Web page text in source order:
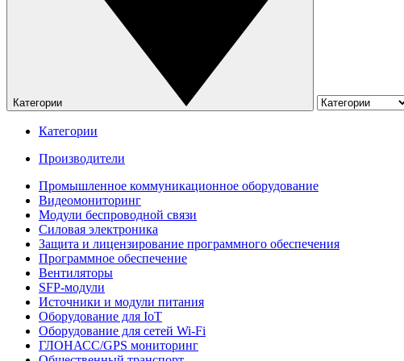
Категории
Категории
Производители
Промышленное коммуникационное оборудование
Видеомониторинг
Модули беспроводной связи
Силовая электроника
Защита и лицензирование программного обеспечения
Программное обеспечение
Вентиляторы
SFP-модули
Источники и модули питания
Оборудование для IoT
Оборудование для сетей Wi-Fi
ГЛОНАСС/GPS мониторинг